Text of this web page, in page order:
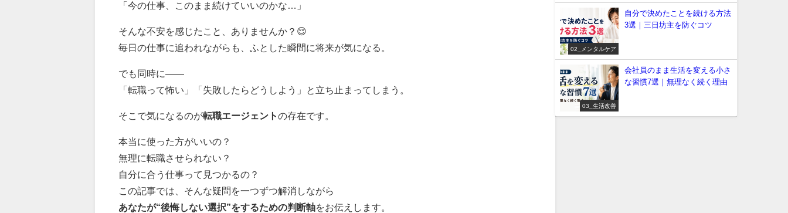
「今の仕事、このまま続けていいのかな…」
そんな不安を感じたこと、ありませんか？😌
毎日の仕事に追われながらも、ふとした瞬間に将来が気になる。
でも同時に——
「転職って怖い」「失敗したらどうしよう」と立ち止まってしまう。
そこで気になるのが転職エージェントの存在です。
本当に使った方がいいの？
無理に転職させられない？
自分に合う仕事って見つかるの？
この記事では、そんな疑問を一つずつ解消しながら
あなたが“後悔しない選択”をするための判断軸をお伝えします。
02_メンタルケア
自分で決めたことを続ける方法
3選｜三日坊主を防ぐコツ
03_生活改善
会社員のまま生活を変える小さ
な習慣7選｜無理なく続く理由